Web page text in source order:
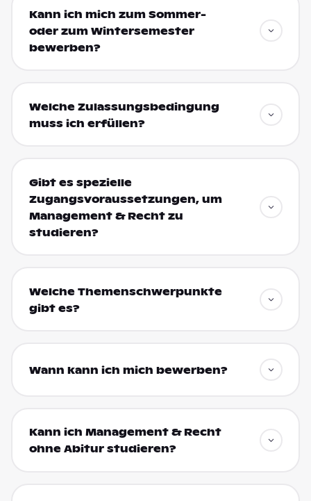
Kann ich mich zum Sommer-
oder zum Wintersemester
bewerben?
Welche Zulassungsbedingung
muss ich erfüllen?
Gibt es spezielle
Zugangsvoraussetzungen, um
Management & Recht zu
studieren?
Welche Themenschwerpunkte
gibt es?
Wann kann ich mich bewerben?
Kann ich Management & Recht
ohne Abitur studieren?